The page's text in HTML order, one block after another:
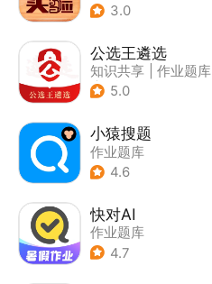
3.0
公选王遴选
知识共享
作业题库
| 公务员考试
5.0
小猿搜题
作业题库
4.6
快对AI
作业题库
4.7